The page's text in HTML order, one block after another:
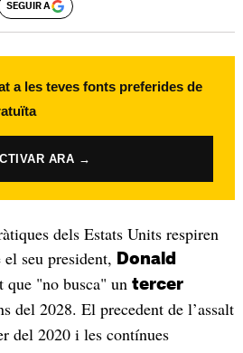
SEGUIR A
a les teves fonts preferides de
ARA →
dels Estats Units respiren
el seu president, Donald
que "no busca" un tercer
del 2028. El precedent de l’assalt
del 2020 i les contínues